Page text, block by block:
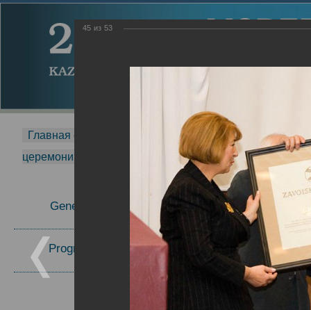
Главная страница - 2014 - Международная
церемонии вручения премии Zavoisky Award - 2006 г.
General Information
Program Committee
Report
2006 г.
45 из 53